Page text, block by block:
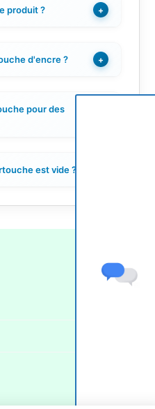
produit ? +
d'encre ? +
pour des
est vide ?